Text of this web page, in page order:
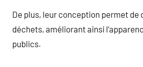
De plus, leur conception permet de
déchets, améliorant ainsi
publics.